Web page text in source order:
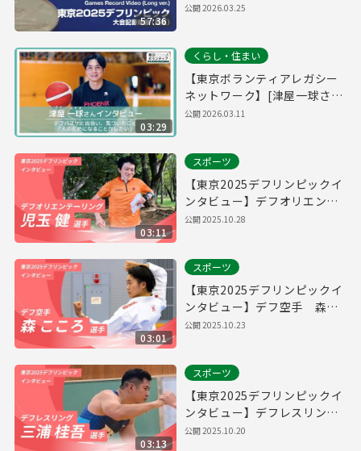
57:36
公開2026.03.25
03:29
くらし・住まい
【東京ボランティアレガシー
ネットワーク】[津屋一球さ
ん]デフバスケと出会い、気づ
公開2026.03.11
03:11
スポーツ
【東京2025デフリンピックイ
ンタビュー】デフオリエンテ
ーリング 児玉健選手
公開2025.10.28
03:01
スポーツ
【東京2025デフリンピックイ
ンタビュー】デフ空手 森こ
ころ選手
公開2025.10.23
03:13
スポーツ
【東京2025デフリンピックイ
ンタビュー】デフレスリン
グ 三浦桂吾選手
公開2025.10.20